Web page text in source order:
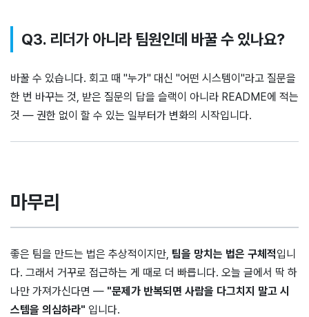
Q3. 리더가 아니라 팀원인데 바꿀 수 있나요?
바꿀 수 있습니다. 회고 때 "누가" 대신 "어떤 시스템이"라고 질문을
한 번 바꾸는 것, 받은 질문의 답을 슬랙이 아니라 README에 적는
것 — 권한 없이 할 수 있는 일부터가 변화의 시작입니다.
마무리
좋은 팀을 만드는 법은 추상적이지만, 팀을 망치는 법은 구체적입니
다. 그래서 거꾸로 접근하는 게 때로 더 빠릅니다. 오늘 글에서 딱 하
나만 가져가신다면 — "문제가 반복되면 사람을 다그치지 말고 시
스템을 의심하라" 입니다.